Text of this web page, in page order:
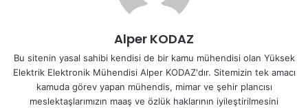
Alper KODAZ
Bu sitenin yasal sahibi kendisi de bir kamu mühendisi olan Yüksek
Elektrik Elektronik Mühendisi Alper KODAZ'dır. Sitemizin tek amacı
kamuda görev yapan mühendis, mimar ve şehir plancısı
meslektaşlarımızın maaş ve özlük haklarının iyileştirilmesini